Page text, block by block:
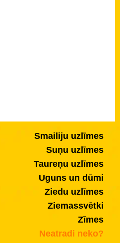
Smailiju uzlīmes
Suņu uzlīmes
Taureņu uzlīmes
Uguns un dūmi
Ziedu uzlīmes
Ziemassvētki
Zīmes
Neatradi neko?